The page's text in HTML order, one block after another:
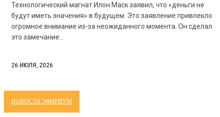
Технологический магнат Илон Маск заявил, что «деньги не
будут иметь значения» в будущем. Это заявление привлекло
огромное внимание из-за неожиданного момента. Он сделал
это замечание...
26 ИЮЛЯ, 2026
НОВОСТИ ЭФИРИУМ